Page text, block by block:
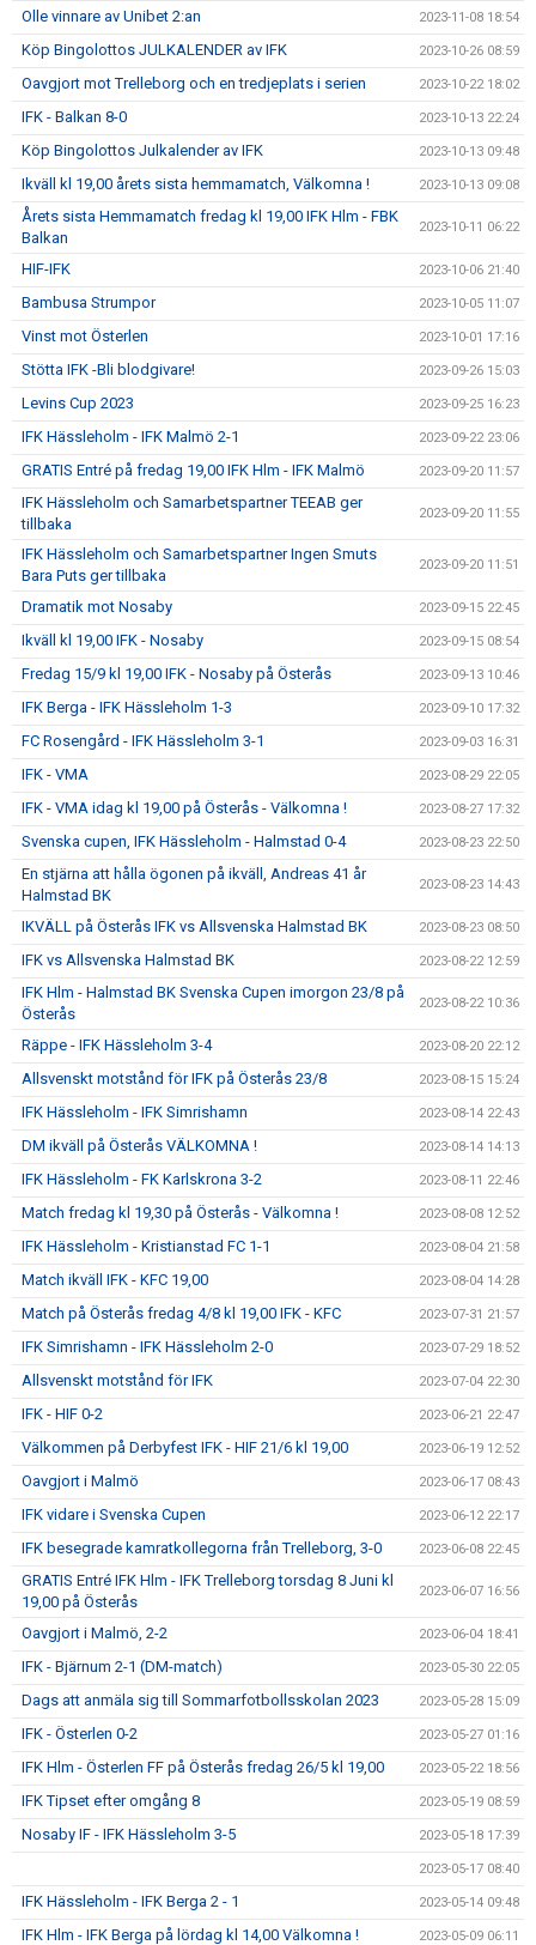
Olle vinnare av Unibet 2:an 2023-11-08 18:54
Köp Bingolottos JULKALENDER av IFK 2023-10-26 08:59
Oavgjort mot Trelleborg och en tredjeplats i serien 2023-10-22 18:02
IFK - Balkan 8-0 2023-10-13 22:24
Köp Bingolottos Julkalender av IFK 2023-10-13 09:48
Ikväll kl 19,00 årets sista hemmamatch, Välkomna ! 2023-10-13 09:08
Årets sista Hemmamatch fredag kl 19,00 IFK Hlm - FBK
Balkan
2023-10-11 06:22
HIF-IFK 2023-10-06 21:40
Bambusa Strumpor 2023-10-05 11:07
Vinst mot Österlen 2023-10-01 17:16
Stötta IFK -Bli blodgivare! 2023-09-26 15:03
Levins Cup 2023 2023-09-25 16:23
IFK Hässleholm - IFK Malmö 2-1 2023-09-22 23:06
GRATIS Entré på fredag 19,00 IFK Hlm - IFK Malmö 2023-09-20 11:57
IFK Hässleholm och Samarbetspartner TEEAB ger
tillbaka
2023-09-20 11:55
IFK Hässleholm och Samarbetspartner Ingen Smuts
Bara Puts ger tillbaka
2023-09-20 11:51
Dramatik mot Nosaby 2023-09-15 22:45
Ikväll kl 19,00 IFK - Nosaby 2023-09-15 08:54
Fredag 15/9 kl 19,00 IFK - Nosaby på Österås 2023-09-13 10:46
IFK Berga - IFK Hässleholm 1-3 2023-09-10 17:32
FC Rosengård - IFK Hässleholm 3-1 2023-09-03 16:31
IFK - VMA 2023-08-29 22:05
IFK - VMA idag kl 19,00 på Österås - Välkomna ! 2023-08-27 17:32
Svenska cupen, IFK Hässleholm - Halmstad 0-4 2023-08-23 22:50
En stjärna att hålla ögonen på ikväll, Andreas 41 år
Halmstad BK
2023-08-23 14:43
IKVÄLL på Österås IFK vs Allsvenska Halmstad BK 2023-08-23 08:50
IFK vs Allsvenska Halmstad BK 2023-08-22 12:59
IFK Hlm - Halmstad BK Svenska Cupen imorgon 23/8 på
Österås
2023-08-22 10:36
Räppe - IFK Hässleholm 3-4 2023-08-20 22:12
Allsvenskt motstånd för IFK på Österås 23/8 2023-08-15 15:24
IFK Hässleholm - IFK Simrishamn 2023-08-14 22:43
DM ikväll på Österås VÄLKOMNA ! 2023-08-14 14:13
IFK Hässleholm - FK Karlskrona 3-2 2023-08-11 22:46
Match fredag kl 19,30 på Österås - Välkomna ! 2023-08-08 12:52
IFK Hässleholm - Kristianstad FC 1-1 2023-08-04 21:58
Match ikväll IFK - KFC 19,00 2023-08-04 14:28
Match på Österås fredag 4/8 kl 19,00 IFK - KFC 2023-07-31 21:57
IFK Simrishamn - IFK Hässleholm 2-0 2023-07-29 18:52
Allsvenskt motstånd för IFK 2023-07-04 22:30
IFK - HIF 0-2 2023-06-21 22:47
Välkommen på Derbyfest IFK - HIF 21/6 kl 19,00 2023-06-19 12:52
Oavgjort i Malmö 2023-06-17 08:43
IFK vidare i Svenska Cupen 2023-06-12 22:17
IFK besegrade kamratkollegorna från Trelleborg, 3-0 2023-06-08 22:45
GRATIS Entré IFK Hlm - IFK Trelleborg torsdag 8 Juni kl
19,00 på Österås
2023-06-07 16:56
Oavgjort i Malmö, 2-2 2023-06-04 18:41
IFK - Bjärnum 2-1 (DM-match) 2023-05-30 22:05
Dags att anmäla sig till Sommarfotbollsskolan 2023 2023-05-28 15:09
IFK - Österlen 0-2 2023-05-27 01:16
IFK Hlm - Österlen FF på Österås fredag 26/5 kl 19,00 2023-05-22 18:56
IFK Tipset efter omgång 8 2023-05-19 08:59
Nosaby IF - IFK Hässleholm 3-5 2023-05-18 17:39
2023-05-17 08:40
IFK Hässleholm - IFK Berga 2 - 1 2023-05-14 09:48
IFK Hlm - IFK Berga på lördag kl 14,00 Välkomna ! 2023-05-09 06:11